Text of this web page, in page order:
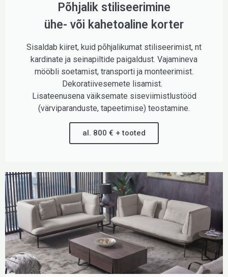
Põhjalik stiliseerimine
ühe- või kahetoaline korter
Sisaldab kiiret, kuid põhjalikumat stiliseerimist, nt
kardinate ja seinapiltide paigaldust. Vajamineva
mööbli soetamist, transporti ja monteerimist.
Dekoratiivesemete lisamist.
Lisateenusena väiksemate siseviimistlustööd
(värviparanduste, tapeetimise) teostamine.
al. 800 € + tooted